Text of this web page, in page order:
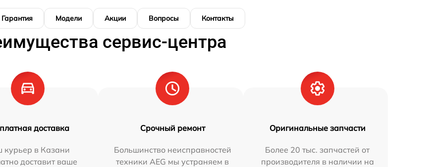
Гарантия Модели Акции Вопросы Контакты
сервис-центра
доставка
курьер в Казани
доставит ваше
Срочный ремонт
Большинство неисправностей
техники AEG мы устраняем в
Оригинальные запчасти
Более 20 тыс. запчастей от
производителя в наличии на